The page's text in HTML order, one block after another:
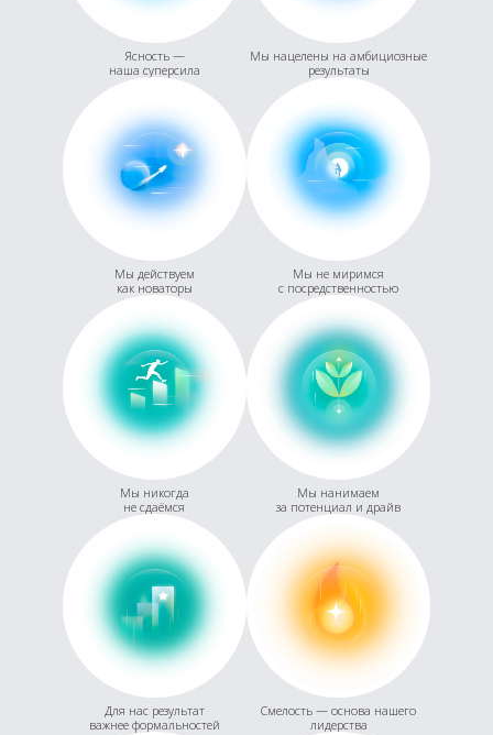
Ясность —
наша суперсила
Мы нацелены на амбициозные
результаты
Мы действуем
как новаторы
Мы не миримся
с посредственностью
Мы никогда
не сдаёмся
Мы нанимаем
за потенциал и драйв
Для нас результат
важнее формальностей
Смелость — основа нашего
лидерства